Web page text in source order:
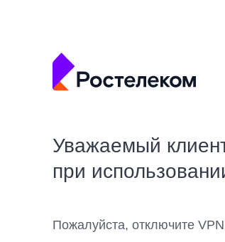
Уважаемый
при
Пожалуйста, отключите